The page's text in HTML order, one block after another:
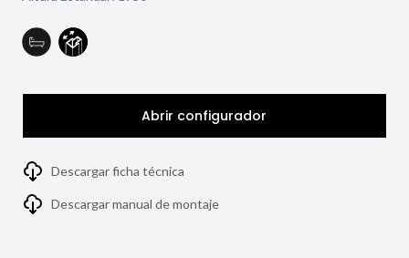
Abrir configurador
Descargar ficha técnica
Descargar manual de montaje